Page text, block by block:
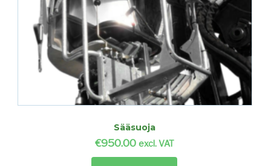
Sääsuoja
€950.00 excl. VAT